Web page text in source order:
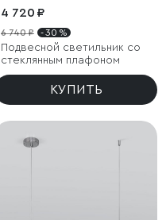
4 720 ₽
6 740 ₽ - 30 %
Подвесной светильник со
стеклянным плафоном
КУПИТЬ